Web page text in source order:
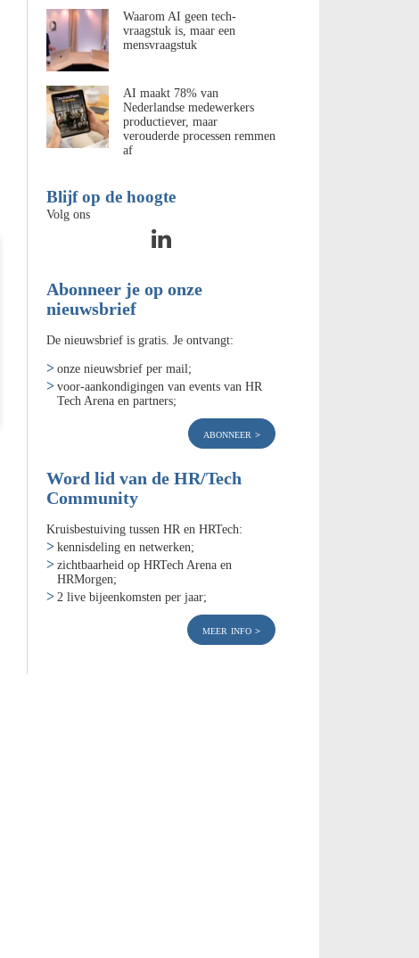
Waarom AI geen tech-
vraagstuk is, maar een
mensvraagstuk
AI maakt 78% van
Nederlandse medewerkers
productiever, maar
verouderde processen remmen
af
Blijf op de hoogte
Volg ons
Abonneer je op onze
nieuwsbrief
De nieuwsbrief is gratis. Je ontvangt:
onze nieuwsbrief per mail;
voor-aankondigingen van events van HR
Tech Arena en partners;
abonneer
Word lid van de HR/Tech
Community
Kruisbestuiving tussen HR en HRTech:
kennisdeling en netwerken;
zichtbaarheid op HRTech Arena en
HRMorgen;
2 live bijeenkomsten per jaar;
meer info